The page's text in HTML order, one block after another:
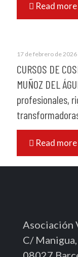
Read more
17 de febrero de 2026
CURSOS DE
MUÑOZ DEL
profesionales,
Read more
Asociación
C/